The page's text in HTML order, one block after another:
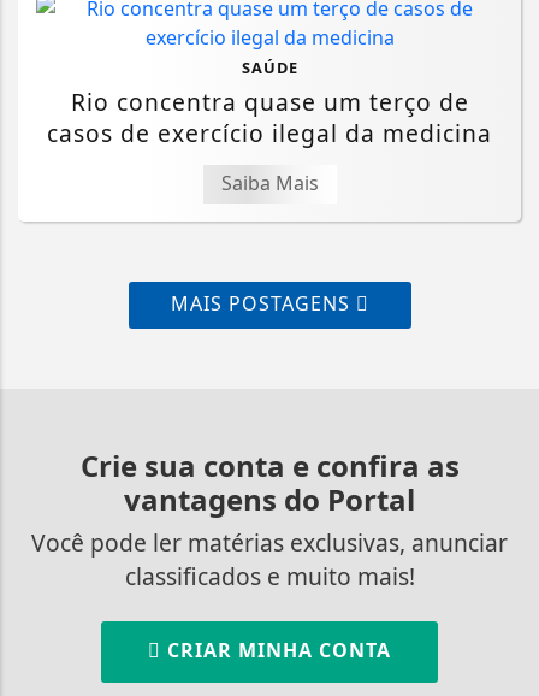
SAÚDE
Rio concentra quase um terço de
casos de exercício ilegal da medicina
Saiba Mais
MAIS POSTAGENS
Crie sua conta e confira as
vantagens do Portal
Você pode ler matérias exclusivas, anunciar
classificados e muito mais!
CRIAR MINHA CONTA